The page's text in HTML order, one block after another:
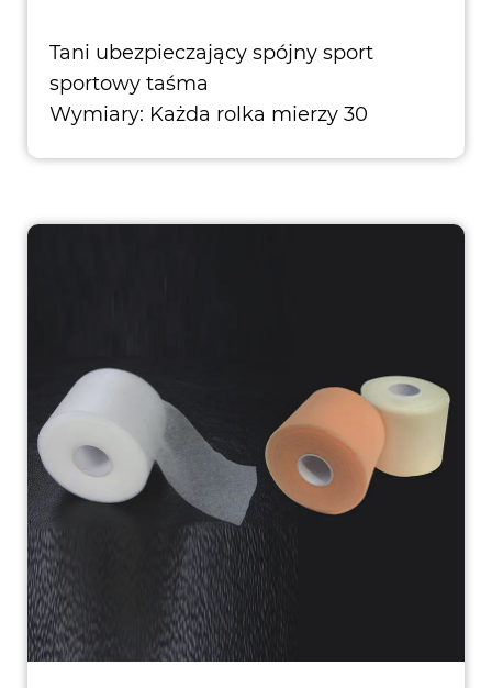
Tani ubezpieczający spójny sport
sportowy taśma
Wymiary: Każda rolka mierzy 30